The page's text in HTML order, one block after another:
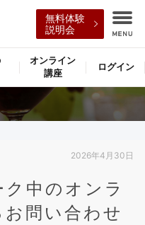
無料体験
説明会
オンライン
講座
ログイン
ョン
2026年4月30日
中のオンラ
問い合わせ